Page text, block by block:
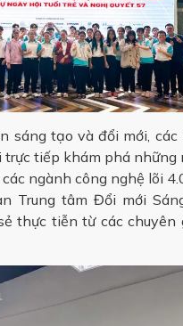
sáng tạo và đổi mới, các
trực tiếp khám phá những
ngành công nghệ lõi
Trung tâm Đổi mới
thực tiễn từ các chuyên